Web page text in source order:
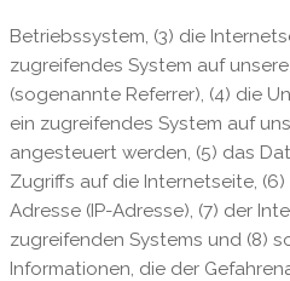
Betriebssystem, (3) die
zugreifendes System auf
(sogenannte Referrer), (4) die
ein zugreifendes System auf
angesteuert werden, (5) das
Zugriffs auf die Internetseite,
Adresse (IP-Adresse), (7) der
zugreifenden Systems und (8)
Informationen, die der